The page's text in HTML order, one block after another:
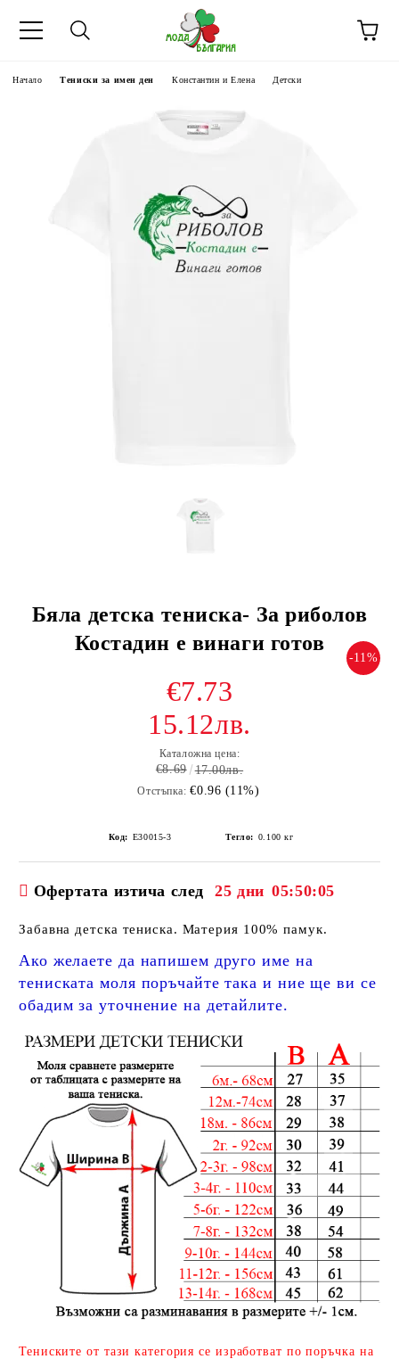
Начало Тениски за имен ден Константин и Елена Детски
Бяла детска тениска- За риболов
Костадин е винаги готов
-11%
€7.73
15.12лв.
Каталожна цена:
€8.69 17.00лв.
Отстъпка: €0.96 (11%)
Код: E30015-3 Тегло: 0.100 кг
Офертата изтича след 25 дни 05:50:04
Забавна детска тениска. Материя 100% памук.
Ако желаете да напишем друго име на
тениската моля поръчайте така и ние ще ви се
обадим за уточнение на детайлите.
Тениските от тази категория се изработват по поръчка на